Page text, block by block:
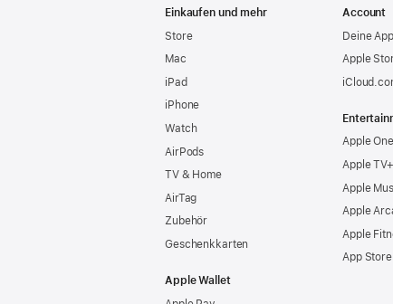
Einkaufen und mehr
Store
Mac
iPad
iPhone
Watch
AirPods
TV & Home
AirTag
Zubehör
Geschenkkarten
Apple Wallet
Account
Deine
Apple
Apple One
Apple TV+
Apple
Apple
Apple
App Store